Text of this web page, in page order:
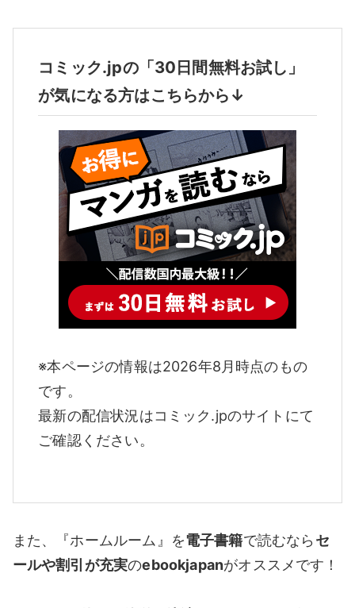
コミック.jpの「30日間無料お試し」
が気になる方はこちらから↓
※本ページの情報は2026年8月時点のもの
です。
最新の配信状況はコミック.jpのサイトにて
ご確認ください。
また、『ホームルーム』を電子書籍で読むなら セ
ールや割引が充実のebookjapanがオススメです！